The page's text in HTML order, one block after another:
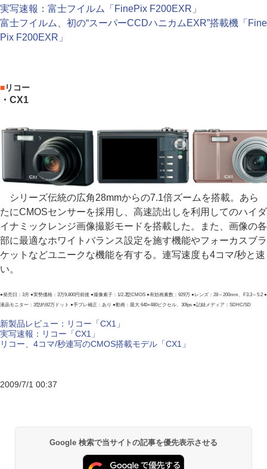
実写速報：富士フイルム「FinePix F200EXR」
富士フイルム、初の“スーパーCCDハニカムEXR”搭載機「Fine
Pix F200EXR」
■リコー
・CX1
シリーズ伝統の広角28mmからの7.1倍ズームを搭載。あら
たにCMOSセンサーを採用し、高速読出しを利用してのハイダ
イナミックレンジ画像撮影モードを搭載した。また、画像の各
部に最適なホワイトバランス設定を施す機能やフォーカスブラ
ケットなどユニークな機能を有する。連写速度も4コマ/秒と速
い。
●発売日：3月 ●実勢価格：3万9,800円前後 ●撮像素子：1/2.3型CMOS ●有効画素数：929万 ●レンズ：28～200mm、F3.3～5.2 ●
液晶モニター：3型約92万ドット ●手ブレ補正：あり ●動画：最大 640×480ピクセル、30fps ●記録メディア：SDHC/SD
新製品レビュー：リコー「CX1」
実写速報：リコー「CX1」
リコー、4コマ/秒連写のCMOS搭載モデル「CX1」
2009/7/1 00:37
Google 検索で当サイトの記事を優先表示させる